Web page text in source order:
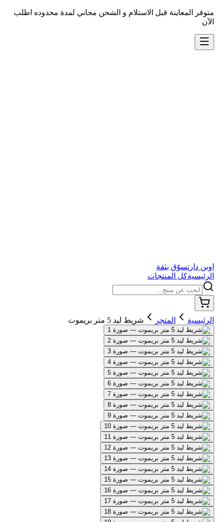
متوفر المعاينة قبل الاستلام و الشحن مجاني لمدة محدوده اطلب
الآن
اوبن دار تسوّق بثقة
الرئيسيةكل المنتجات
الرئيسية المتجر شريط ليد 5 متر بريموت